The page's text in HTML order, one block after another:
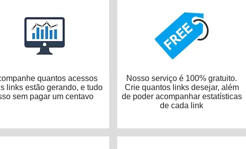
quantos acessos
links estão gerando, e tudo
sem pagar um centavo
Nosso serviço é 100% gratuito.
Crie quantos links desejar, além
de poder acompanhar estatísticas
de cada link